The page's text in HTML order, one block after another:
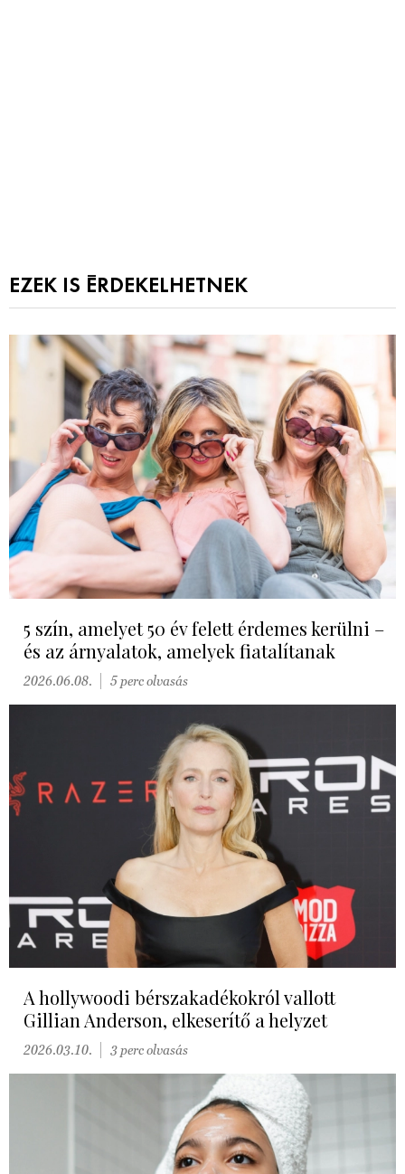
EZEK IS ÉRDEKELHETNEK
5 szín, amelyet 50 év felett érdemes kerülni –
és az árnyalatok, amelyek fiatalítanak
2026.06.08. 5 perc olvasás
A hollywoodi bérszakadékokról vallott
Gillian Anderson, elkeserítő a helyzet
2026.03.10. 3 perc olvasás